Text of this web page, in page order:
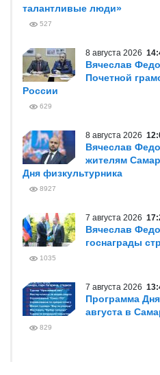
талантливые люди»
527
8 августа 2026
Вячеслав
Почетной
России
629
8 августа 2026
Вячеслав
жителям
Дня физкультурника
8927
7 августа 2026
Вячеслав
госнаграды
1035
7 августа 2026
Программа
августа в
829